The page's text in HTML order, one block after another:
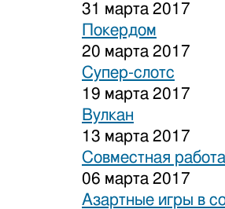
31 марта 2017
Покердом
20 марта 2017
Супер-слотс
19 марта 2017
Вулкан
13 марта 2017
Совместная
06 марта 2017
Азартные игры в